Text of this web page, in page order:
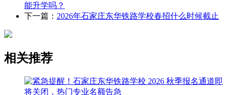
能升学吗？
下一篇： 2026年石家庄东华铁路学校春招什么时候截止
相关推荐